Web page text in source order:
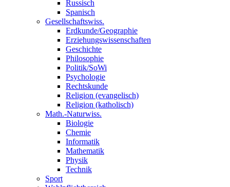
Russisch
Spanisch
Gesellschaftswiss.
Erdkunde/Geographie
Erziehungswissenschaften
Geschichte
Philosophie
Politik/SoWi
Psychologie
Rechtskunde
Religion (evangelisch)
Religion (katholisch)
Math.-Naturwiss.
Biologie
Chemie
Informatik
Mathematik
Physik
Technik
Sport